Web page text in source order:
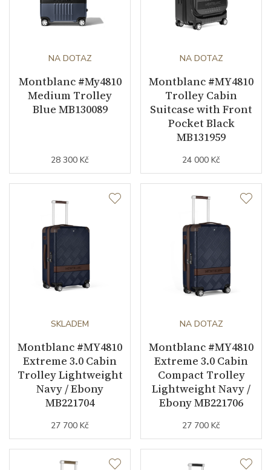
NA DOTAZ
Montblanc #My4810
Medium Trolley
Blue MB130089
28 300 Kč
NA DOTAZ
Montblanc #MY4810
Trolley Cabin
Suitcase with Front
Pocket Black
MB131959
24 000 Kč
SKLADEM
Montblanc #MY4810
Extreme 3.0 Cabin
Trolley Lightweight
Navy / Ebony
MB221704
27 700 Kč
NA DOTAZ
Montblanc #MY4810
Extreme 3.0 Cabin
Compact Trolley
Lightweight Navy /
Ebony MB221706
27 700 Kč